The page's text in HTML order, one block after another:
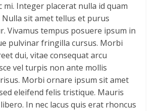
mi. Integer placerat nulla id quam
Nulla sit amet tellus et purus
Vivamus tempus posuere ipsum in
pulvinar fringilla cursus. Morbi
dui, vitae consequat arcu
vel turpis non ante mollis
Morbi ornare ipsum sit amet
eleifend felis tristique. Mauris
In nec lacus quis erat rhoncus